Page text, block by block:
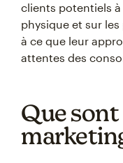
clients potentiels
physique et sur
à ce que leur
attentes des
Que sont